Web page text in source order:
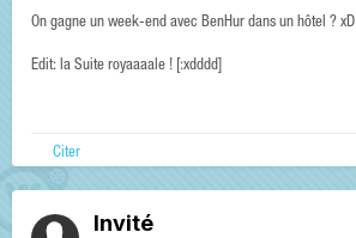
On gagne un week-end avec BenHur dans un hôtel ? xD
Edit: la Suite royaaaale ! [:xdddd]
Citer
Invité